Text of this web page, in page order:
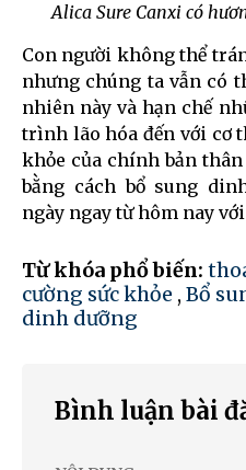
Alica Sure Canxi có
Con người không thể
nhưng chúng ta vẫn có
nhiên này và hạn chế
trình lão hóa đến với cơ
khỏe của chính bản
bằng cách bổ sung
ngày ngay từ hôm nay
Từ khóa phổ biến:
cường sức khỏe , Bổ
dinh dưỡng
Bình luận bài